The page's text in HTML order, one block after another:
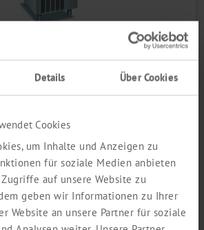
Details Über Cookies
Cookies
um Inhalte und Anzeigen zu
für soziale Medien anbieten
auf unsere Website zu
geben wir Informationen zu Ihrer
Website an unsere Partner für soziale
konformen Herstellung
kompakter, granularer Eisflocken
Industrie und die
Das vom senkrecht stehenden
erzeugte Eis wird mit einer Schnecke zum
gepresst und in die gewünschte
kg/24h